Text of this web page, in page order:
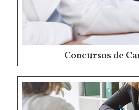
Concursos de